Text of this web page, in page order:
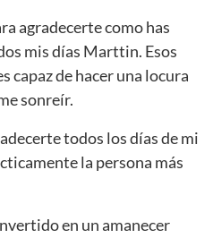
agradecerte como has
mis días Marttin. Esos
capaz de hacer una locura
sonreír.
todos los días de mi
la persona más
en un amanecer